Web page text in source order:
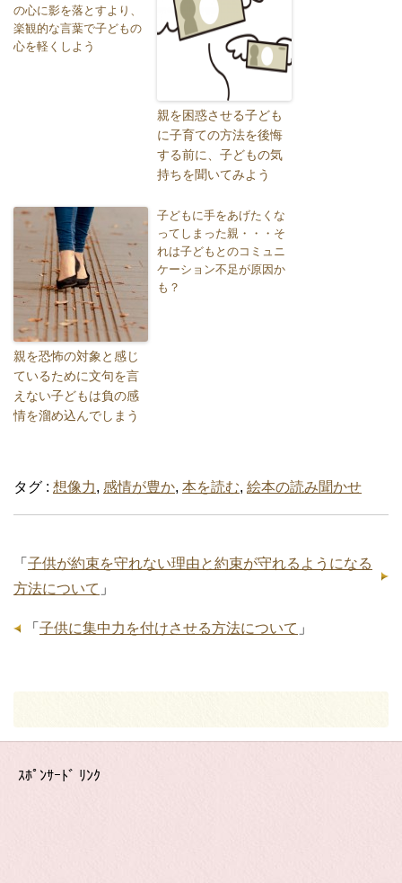
の心に影を落とすより、
楽観的な言葉で子どもの
心を軽くしよう
親を困惑させる子ども
に子育ての方法を後悔
する前に、子どもの気
持ちを聞いてみよう
親を恐怖の対象と感じ
ているために文句を言
えない子どもは負の感
情を溜め込んでしまう
子どもに手をあげたくな
ってしまった親・・・そ
れは子どもとのコミュニ
ケーション不足が原因か
も？
タグ : 想像力, 感情が豊か, 本を読む, 絵本の読み聞かせ
「 子供が約束を守れない理由と約束が守れるようになる
方法について 」
「 子供に集中力を付けさせる方法について 」
ｽﾎﾟﾝｻｰﾄﾞ ﾘﾝｸ